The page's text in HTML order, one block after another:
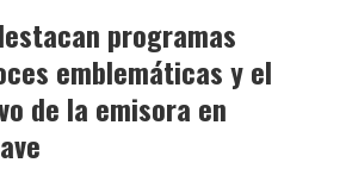
programas
emblemáticas y el
de la emisora en